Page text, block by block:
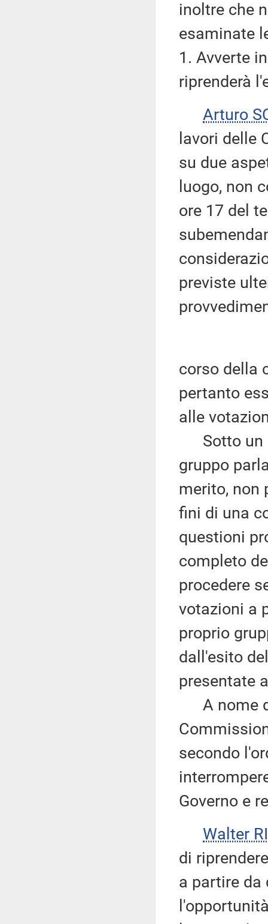
inoltre che
esaminate
1. Avverte
riprenderà
Arturo
lavori delle
su due
luogo, non
ore 17 del
previste
corso della
pertanto
alle
Sotto un
gruppo
merito, non
fini di una
questioni
completo
procedere
votazioni a
proprio
dall'esito
presentate
A nome
secondo
Governo e
Walter
di
a partire da